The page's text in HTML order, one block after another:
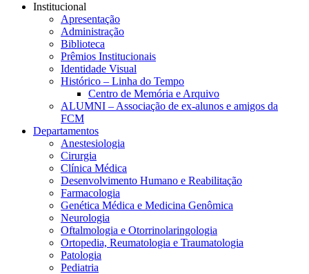
Institucional
Apresentação
Administração
Biblioteca
Prêmios Institucionais
Identidade Visual
Histórico – Linha do Tempo
Centro de Memória e Arquivo
ALUMNI – Associação de ex-alunos e amigos da
FCM
Departamentos
Anestesiologia
Cirurgia
Clínica Médica
Desenvolvimento Humano e Reabilitação
Farmacologia
Genética Médica e Medicina Genômica
Neurologia
Oftalmologia e Otorrinolaringologia
Ortopedia, Reumatologia e Traumatologia
Patologia
Pediatria